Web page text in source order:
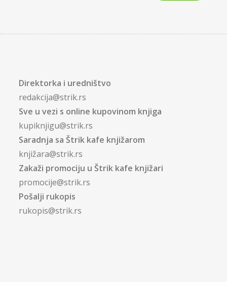
Direktorka i uredništvo
redakcija@strik.rs
Sve u vezi s online kupovinom knjiga
kupiknjigu@strik.rs
Saradnja sa Štrik kafe knjižarom
knjižara@strik.rs
Zakaži promociju u Štrik kafe knjižari
promocije@strik.rs
Pošalji rukopis
rukopis@strik.rs